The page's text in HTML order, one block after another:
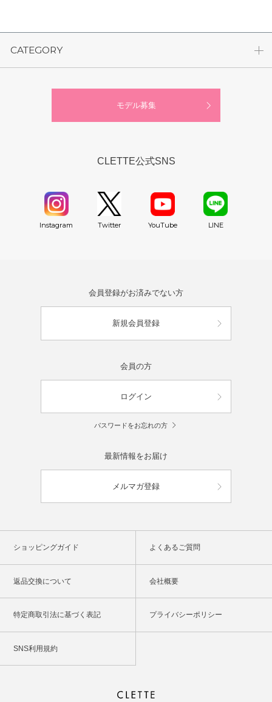
CATEGORY
モデル募集
CLETTE公式SNS
Instagram Twitter YouTube LINE
会員登録がお済みでない方
新規会員登録
会員の方
ログイン
パスワードをお忘れの方
最新情報をお届け
メルマガ登録
ショッピングガイド よくあるご質問
返品交換について 会社概要
特定商取引法に基づく表記 プライバシーポリシー
SNS利用規約